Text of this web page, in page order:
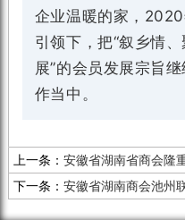
企业温暖的家，
引领下，把“叙乡情
展”的会员发展宗旨
作当中。
上一条： 安徽省湖南省商会隆重举
下一条： 安徽省湖南商会池州联